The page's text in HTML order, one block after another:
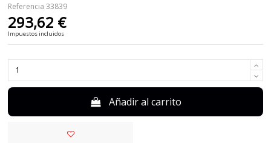
Referencia 33839
293,62 €
Impuestos incluidos
Añadir al carrito